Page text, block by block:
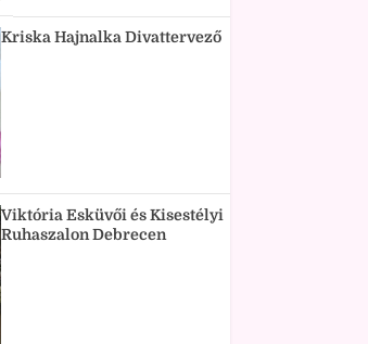
Kriska Hajnalka Divattervező
Viktória Esküvői és Kisestélyi
Ruhaszalon Debrecen